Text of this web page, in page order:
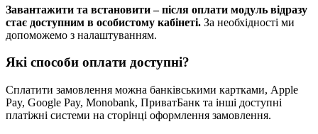
Завантажити та встановити – після оплати модуль відразу
стає доступним в особистому кабінеті. За необхідності ми
допоможемо з налаштуванням.
Які способи оплати доступні?
Сплатити замовлення можна банківськими картками, Apple
Pay, Google Pay, Monobank, ПриватБанк та інші доступні
платіжні системи на сторінці оформлення замовлення.